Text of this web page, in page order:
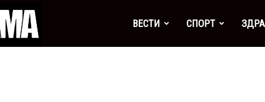
ВЕСТИ СПОРТ